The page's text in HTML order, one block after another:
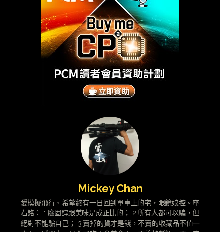
Mickey Chan
愛模擬飛行、希望終有一日回到單車上的宅，眼鏡娘控。座
右銘： 1.膽固醇跟美味是成正比的； 2.所有人都可以騙，但
絕對不能騙自己； 3.賣掉的貨才是錢，不賣的收藏品不值一